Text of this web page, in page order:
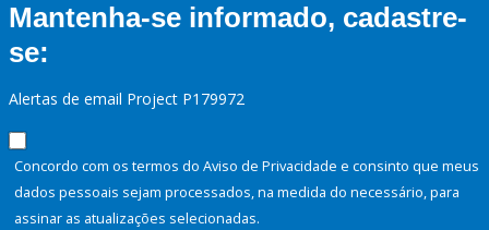
Mantenha-se informado, cadastre-
se:
Alertas de email Project P179972
Concordo com os termos do Aviso de Privacidade e consinto que meus
dados pessoais sejam processados, na medida do necessário, para
assinar as atualizações selecionadas.